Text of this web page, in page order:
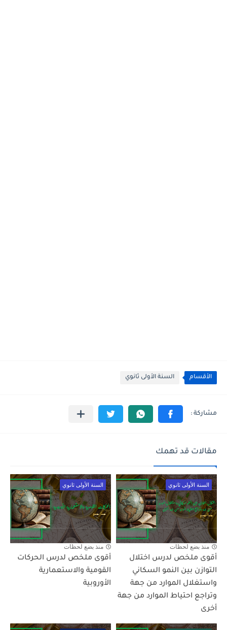
الأقسام السنة الأولى ثانوي
مقالات قد تهمك
السنة الأولى ثانوي
منذ بضع لحظات
أقوى ملخص لدرس اختلال
التوازن بين النمو السكاني
واستغلال الموارد من جهة
وتراجع احتياط الموارد من جهة
أخرى
السنة الأولى ثانوي
منذ بضع لحظات
أقوى ملخص لدرس الحركات
القومية والاستعمارية
الأوروبية